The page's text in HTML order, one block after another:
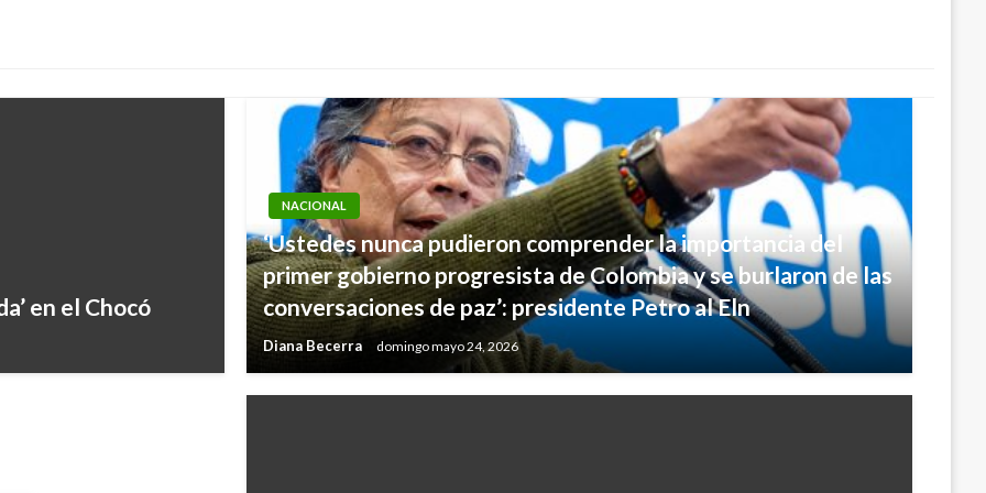
en el Chocó
NACIONAL
‘Ustedes nunca pudieron comprender la importancia del
primer gobierno progresista de Colombia y se burlaron de las
conversaciones de paz’: presidente Petro al Eln
Diana Becerra domingo mayo 24, 2026
Gobierno ha